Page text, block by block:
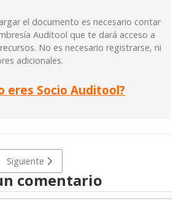
el documento es necesario contar
Auditool que te dará acceso a
No es necesario registrarse, ni
adicionales.
eres Socio Auditool?
Modelo de indicadores para
Artículo siguiente: Modelo de indicadores
Siguiente
comentario